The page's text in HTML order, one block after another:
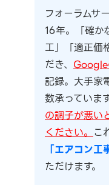
フォーラムサ
16年。「確か
工」「適正価
だき、
記録。大手家
数承っています
の調子が悪い
ください。こ
「エアコン工
ただけます。